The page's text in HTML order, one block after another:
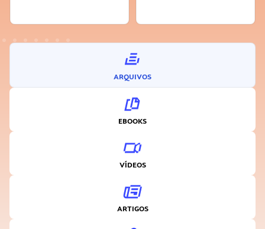
ARQUIVOS
EBOOKS
VÍDEOS
ARTIGOS